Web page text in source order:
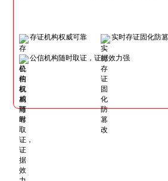
存证机构权威可靠 实时存证固化防
公信机构随时取证，证据效力强